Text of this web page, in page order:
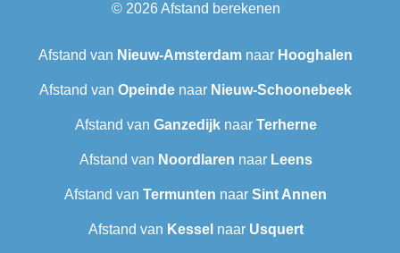
© 2026Afstand berekenen
Afstand van Nieuw-Amsterdam naar Hooghalen
Afstand van Opeinde naar Nieuw-Schoonebeek
Afstand van Ganzedijknaar Terherne
Afstand van Noordlaren naar Leens
Afstand van Termunten naar Sint Annen
Afstand van Kessel naar Usquert